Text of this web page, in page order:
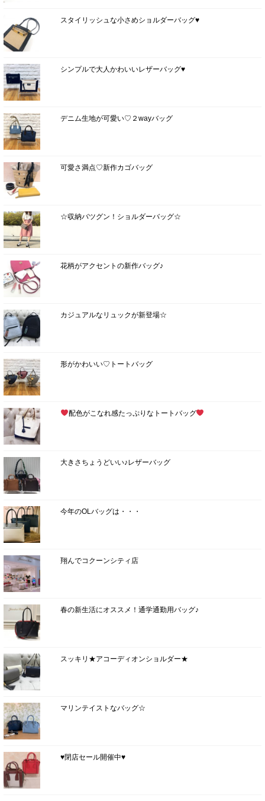
スタイリッシュな小さめショルダーバッグ♥
シンプルで大人かわいいレザーバッグ♥
デニム生地が可愛い♡２wayバッグ
可愛さ満点♡新作カゴバッグ
☆収納バツグン！ショルダーバッグ☆
花柄がアクセントの新作バッグ♪
カジュアルなリュックが新登場☆
形がかわいい♡トートバッグ
配色がこなれ感たっぷりなトートバッグ
大きさちょうどいい♪レザーバッグ
今年のOLバッグは・・・
翔んでコクーンシティ店
春の新生活にオススメ！通学通勤用バッグ♪
スッキリ★アコーディオンショルダー★
マリンテイストなバッグ☆
♥閉店セール開催中♥